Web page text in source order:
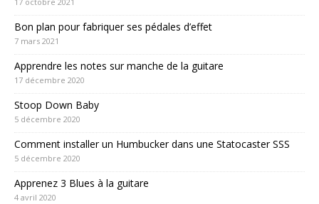
Bon plan pour fabriquer ses pédales d’effet
7 mars 2021
Apprendre les notes sur manche de la guitare
17 décembre 2020
Stoop Down Baby
5 décembre 2020
Comment installer un Humbucker dans une Statocaster SSS
5 décembre 2020
Apprenez 3 Blues à la guitare
4 avril 2020